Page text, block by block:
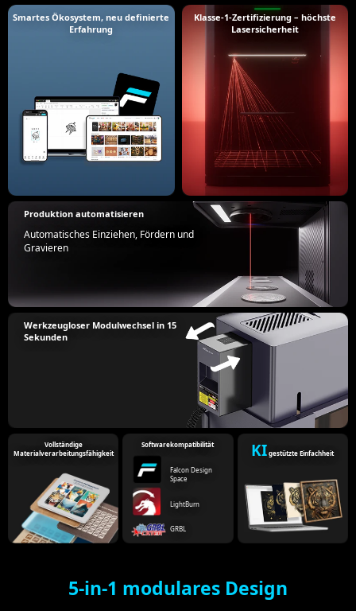
Smartes Ökosystem, neu definierte
Erfahrung
Klasse-1-Zertifizierung – höchste
Lasersicherheit
Produktion automatisieren
Automatisches Einziehen, Fördern und
Gravieren
Werkzeugloser Modulwechsel in 15
Sekunden
Vollständige
Materialverarbeitungsfähigkeit
Softwarekompatibilität
Falcon Design
Space
LightBurn
GRBL
KIgestützte Einfachheit
5-in-1 modulares Design